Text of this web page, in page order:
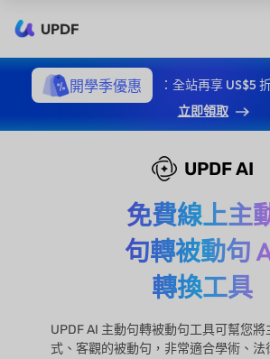
UPDF
開學季優惠
：全站再享 US$5
立即領取
UPDF AI
免費線上主
句轉被動句
轉換工具
UPDF AI 主動句轉被動句工具可幫您
式、客觀的被動句，非常適合學術、法